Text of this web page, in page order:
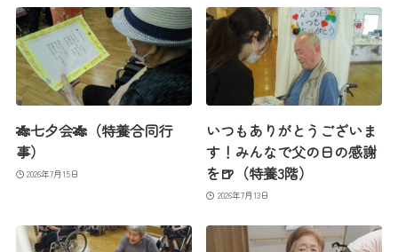
🎋七夕会🎋（特養合同行
事）
2026年7月15日
いつもありがとうございま
す！みんなで父の日の感謝
を🍺（特養3階）
2026年7月13日